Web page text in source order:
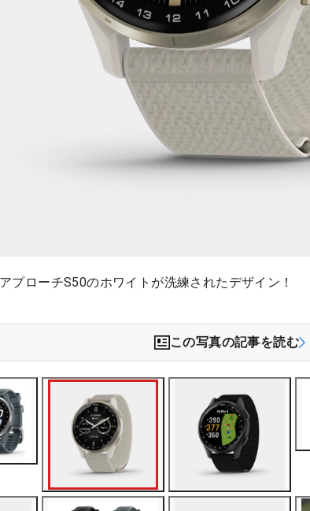
アプローチS50のホワイトが洗練されたデザイン！
この写真の記事を読む